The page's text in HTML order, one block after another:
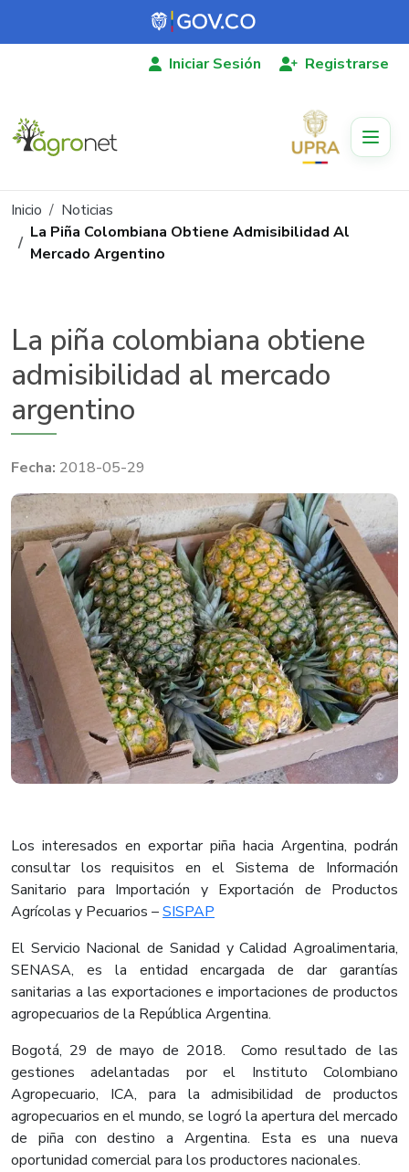
Pasar al contenido principal
Iniciar Sesión Registrarse
Ruta de navegación
Inicio
Noticias
La Piña Colombiana Obtiene Admisibilidad Al
Mercado Argentino
La piña colombiana obtiene
admisibilidad al mercado
argentino
2018-05-29
Los interesados en exportar piña hacia Argentina, podrán
consultar los requisitos en el Sistema de Información
Sanitario para Importación y Exportación de Productos
Agrícolas y Pecuarios –SISPAP
El Servicio Nacional de Sanidad y Calidad Agroalimentaria,
SENASA, es la entidad encargada de dar garantías
sanitarias a las exportaciones e importaciones de productos
agropecuarios de la República Argentina.
Bogotá, 29 de mayo de 2018. Como resultado de las
gestiones adelantadas por el Instituto Colombiano
Agropecuario, ICA, para la admisibilidad de productos
agropecuarios en el mundo, se logró la apertura del mercado
de piña con destino a Argentina. Esta es una nueva
oportunidad comercial para los productores nacionales.